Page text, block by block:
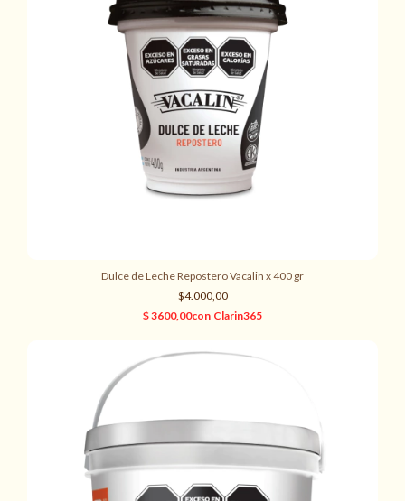
Dulce de Leche Repostero Vacalin x 400 gr
$4.000,00